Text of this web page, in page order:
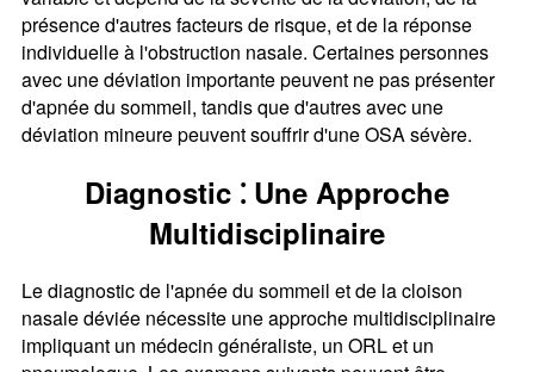
présence d'autres facteurs de risque, et de la réponse
individuelle à l'obstruction nasale. Certaines personnes
avec une déviation importante peuvent ne pas présenter
d'apnée du sommeil, tandis que d'autres avec une
déviation mineure peuvent souffrir d'une OSA sévère.
Diagnostic ⁚ Une Approche
Multidisciplinaire
Le diagnostic de l'apnée du sommeil et de la cloison
nasale déviée nécessite une approche multidisciplinaire
impliquant un médecin généraliste, un ORL et un